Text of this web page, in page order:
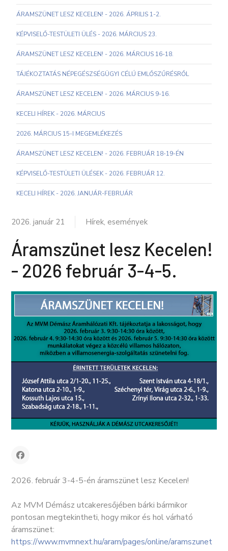
ÁRAMSZÜNET LESZ KECELEN! - 2026. ÁPRILIS 1-2.
KÉPVISELŐ-TESTÜLETI ÜLÉS - 2026. MÁRCIUS 23.
ÁRAMSZÜNET LESZ KECELEN! - 2026. MÁRCIUS 16-18.
TÁJÉKOZTATÁS NÉPEGÉSZSÉGÜGYI CÉLÚ EMLŐSZŰRÉSRŐL
ÁRAMSZÜNET LESZ KECELEN! - 2026. MÁRCIUS 9-16.
KECELI HÍREK - 2026. MÁRCIUS
2026. MÁRCIUS 15-I MEGEMLÉKEZÉS
ÁRAMSZÜNET LESZ KECELEN! - 2026. FEBRUÁR 18-19-ÉN
KÉPVISELŐ-TESTÜLETI ÜLÉSEK - 2026. FEBRUÁR 12.
KECELI HÍREK - 2026. JANUÁR-FEBRUÁR
2026. január 21 Hírek, események
Áramszünet lesz Kecelen!
- 2026 február 3-4-5.
2026. február 3-4-5-én áramszünet lesz Kecelen!
Az MVM Démász utcakeresőjében bárki bármikor
pontosan megtekintheti, hogy mikor és hol várható
áramszünet:
https://www.mvmnext.hu/aram/pages/online/aramszunet